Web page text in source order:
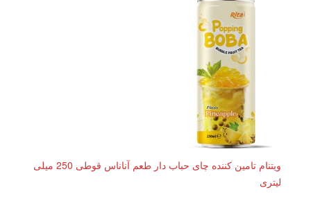
ویتنام تامین کننده چای حباب دار طعم آناناس قوطی 250 میلی
لیتری